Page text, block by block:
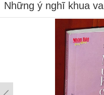
Những ý nghĩ khua